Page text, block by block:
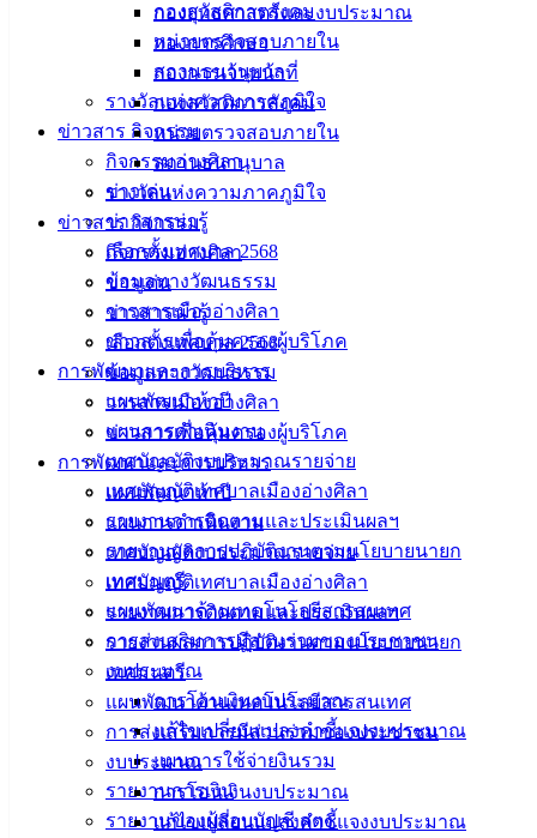
กองสวัสดิการสังคม
หน่วยตรวจสอบภายใน
สถานธนานุบาล
รางวัลแห่งความภาคภูมิใจ
ข่าวสาร กิจกรรม
กิจกรรมอ่างศิลา
ข่าวเด่น
ข่าวสารน่ารู้
เลือกตั้งเทศบาล 2568
ข้อมูลทางวัฒนธรรม
วารสารเมืองอ่างศิลา
ข่าวสารเพื่อคุ้มครองผู้บริโภค
การพัฒนาและการบริหาร
แผนพัฒนาห้าปี
แผนการดำเนินงาน
เทศบัญญัติงบประมาณรายจ่าย
เทศบัญญัติเทศบาลเมืองอ่างศิลา
รายงานการติดตามและประเมินผลฯ
รายงานผลการปฏิบัติงานตามนโยบายนายก
เทศมนตรี
แผนพัฒนาด้านเทคโนโลยีสารสนเทศ
การส่งเสริมการมีส่วนร่วมของประชาชน
งบประมาณ
การโอนเงินงบประมาณ
แก้ไขเปลี่ยนแปลงคำชี้แจงงบประมาณ
แผนการใช้จ่ายงินรวม
รายงานการเงิน
รายงานของผู้สอบบัญชี สตง.
กองยุทธศาสตร์และงบประมาณ
กองการศึกษา
กองการเจ้าหน้าที่
กองสวัสดิการสังคม
หน่วยตรวจสอบภายใน
สถานธนานุบาล
รางวัลแห่งความภาคภูมิใจ
ข่าวสาร กิจกรรม
กิจกรรมอ่างศิลา
ข่าวเด่น
ข่าวสารน่ารู้
เลือกตั้งเทศบาล 2568
ข้อมูลทางวัฒนธรรม
วารสารเมืองอ่างศิลา
ข่าวสารเพื่อคุ้มครองผู้บริโภค
การพัฒนาและการบริหาร
แผนพัฒนาห้าปี
แผนการดำเนินงาน
เทศบัญญัติงบประมาณรายจ่าย
เทศบัญญัติเทศบาลเมืองอ่างศิลา
รายงานการติดตามและประเมินผลฯ
รายงานผลการปฏิบัติงานตามนโยบายนายก
เทศมนตรี
แผนพัฒนาด้านเทคโนโลยีสารสนเทศ
การส่งเสริมการมีส่วนร่วมของประชาชน
งบประมาณ
การโอนเงินงบประมาณ
แก้ไขเปลี่ยนแปลงคำชี้แจงงบประมาณ
ถนนคอนกรีตฯ แยกซอยสิทธิโชติ ม.6 ต.เสม็ด ดาวน์โหลด
เทศบาล
เมืองอ่าง
อ.เมือง จ.ชลบุรี